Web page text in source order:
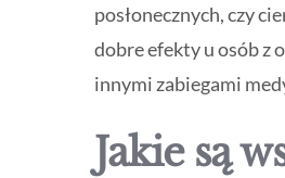
posłonecznych, czy
dobre efekty u osób z
innymi zabiegami
Jakie są